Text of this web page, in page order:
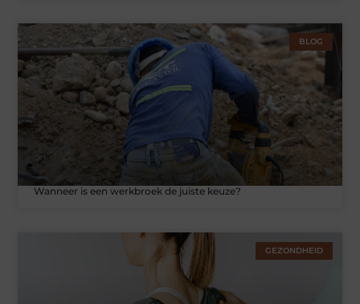
BLOG
Wanneer is een werkbroek de juiste keuze?
GEZONDHEID